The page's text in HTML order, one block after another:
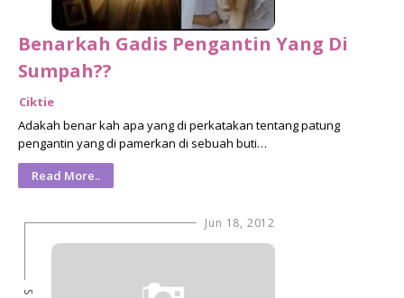
Benarkah Gadis Pengantin Yang Di
Sumpah??
Ciktie
Adakah benar kah apa yang di perkatakan tentang patung
pengantin yang di pamerkan di sebuah buti…
Read More..
Jun 18, 2012